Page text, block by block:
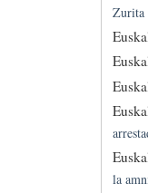
Zurita
la